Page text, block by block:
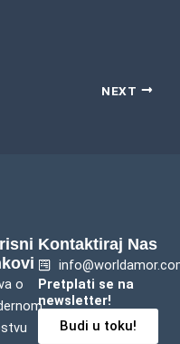
NEXT
o
Kontaktiraj Nas
Pretplati se na
newsletter!
Budi u toku!